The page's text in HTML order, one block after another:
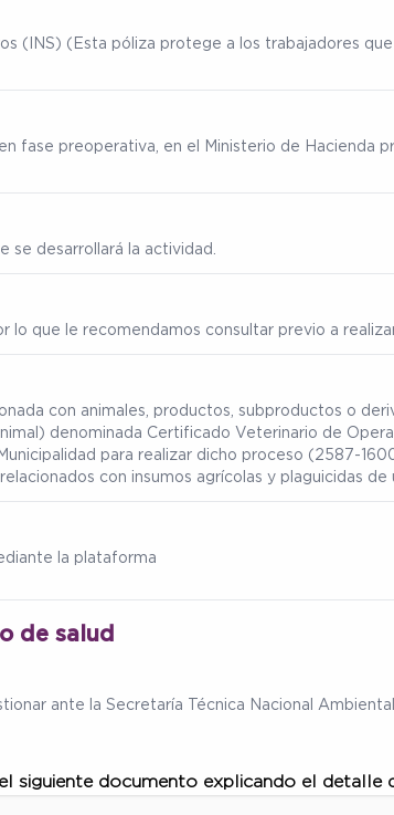
(INS) (Esta póliza protege a los trabajadores
fase preoperativa, en el Ministerio de Hacienda
desarrollará la actividad.
lo que le recomendamos consultar previo a
con animales, productos, subproductos o
denominada Certificado Veterinario de
para realizar dicho proceso (2587-
con insumos agrícolas y plaguicidas
la plataforma
de salud
ante la Secretaría Técnica Nacional
siguiente documento explicando el detalle